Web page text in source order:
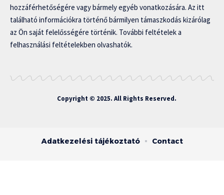
hozzáférhetőségére vagy bármely egyéb vonatkozására. Az itt
található információkra történő bármilyen támaszkodás kizárólag
az Ön saját felelősségére történik. További feltételek a
felhasználási feltételekben olvashatók.
Copyright © 2025. All Rights Reserved.
Adatkezelési tájékoztató Contact